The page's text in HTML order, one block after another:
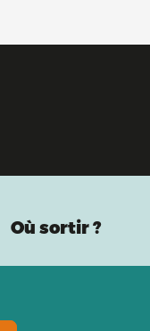
Où sortir ?